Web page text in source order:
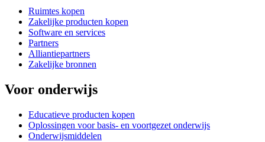
Ruimtes kopen
Zakelijke producten kopen
Software en services
Partners
Alliantiepartners
Zakelijke bronnen
Voor onderwijs
Educatieve producten kopen
Oplossingen voor basis- en voortgezet onderwijs
Onderwijsmiddelen